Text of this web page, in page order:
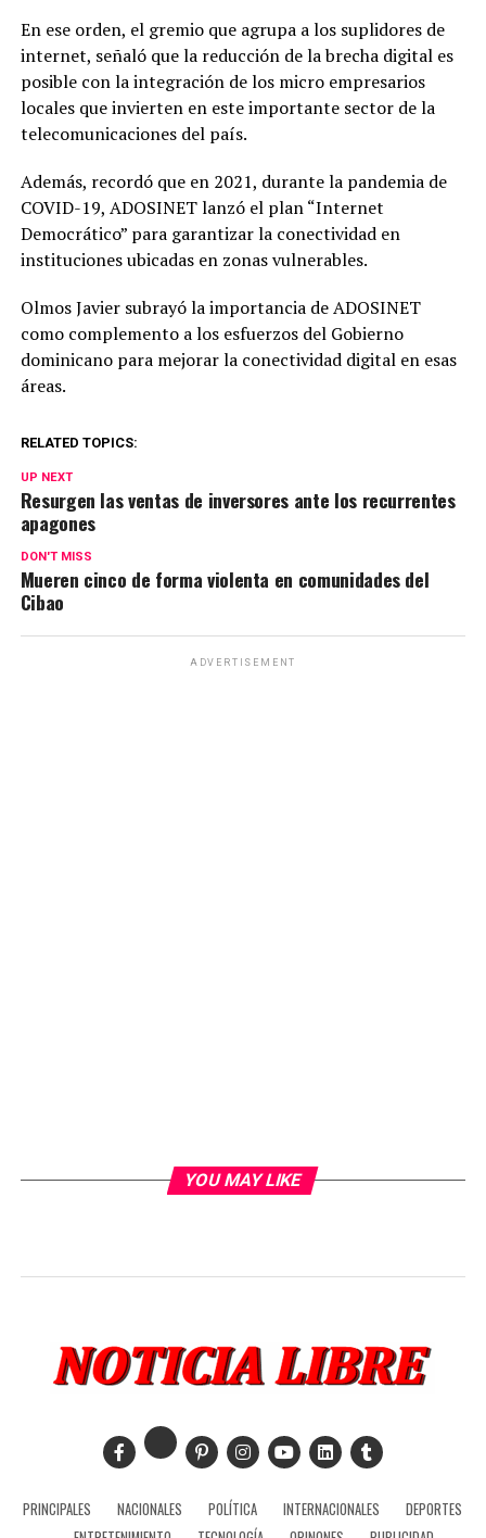
En ese orden, el gremio que agrupa a los suplidores de
internet, señaló que la reducción de la brecha digital es
posible con la integración de los micro empresarios
locales que invierten en este importante sector de la
telecomunicaciones del país.
Además, recordó que en 2021, durante la pandemia de
COVID-19, ADOSINET lanzó el plan “Internet
Democrático” para garantizar la conectividad en
instituciones ubicadas en zonas vulnerables.
Olmos Javier subrayó la importancia de ADOSINET
como complemento a los esfuerzos del Gobierno
dominicano para mejorar la conectividad digital en esas
áreas.
RELATED TOPICS:
UP NEXT
Resurgen las ventas de inversores ante los recurrentes
apagones
DON'T MISS
Mueren cinco de forma violenta en comunidades del
Cibao
ADVERTISEMENT
YOU MAY LIKE
PRINCIPALES NACIONALES POLÍTICA INTERNACIONALES
DEPORTES